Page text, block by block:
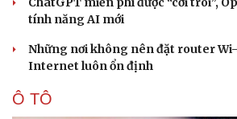
tính năng AI mới
Những nơi không nên đặt router
Internet luôn ổn định
Ô TÔ